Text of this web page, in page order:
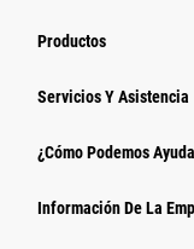
Productos
Servicios Y Asistencia
¿Cómo Podemos
Información De La